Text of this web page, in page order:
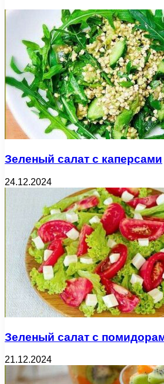
Зеленый салат с каперсами
24.12.2024
Зеленый салат с
21.12.2024